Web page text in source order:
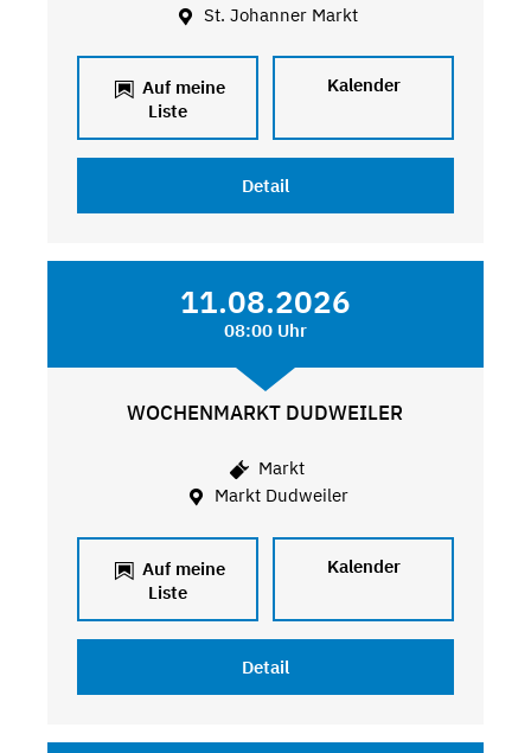
St. Johanner Markt
Auf meine
Liste
Kalender
Detail
11.08.2026
08:00 Uhr
WOCHENMARKT DUDWEILER
Markt
Markt Dudweiler
Auf meine
Liste
Kalender
Detail